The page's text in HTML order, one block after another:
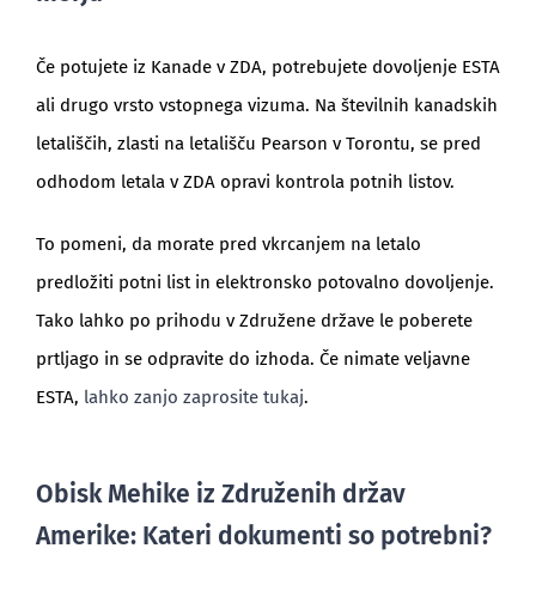
Če potujete iz Kanade v ZDA, potrebujete dovoljenje ESTA
ali drugo vrsto vstopnega vizuma. Na številnih kanadskih
letališčih, zlasti na letališču Pearson v Torontu, se pred
odhodom letala v ZDA opravi kontrola potnih listov.
To pomeni, da morate pred vkrcanjem na letalo
predložiti potni list in elektronsko potovalno dovoljenje.
Tako lahko po prihodu v Združene države le poberete
prtljago in se odpravite do izhoda. Če nimate veljavne
ESTA, lahko zanjo zaprosite tukaj.
Obisk Mehike iz Združenih držav
Amerike: Kateri dokumenti so potrebni?